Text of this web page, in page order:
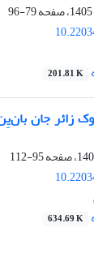
79-96
201.81 K
زائر جان
95-112
634.69 K